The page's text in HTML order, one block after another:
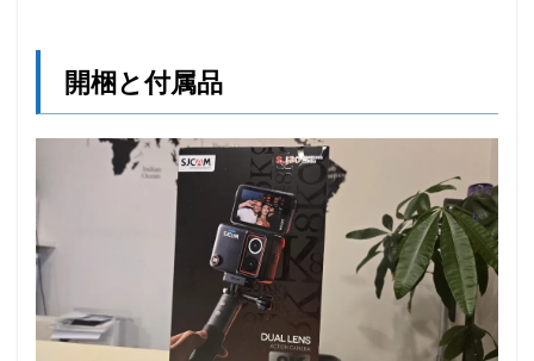
開梱と付属品